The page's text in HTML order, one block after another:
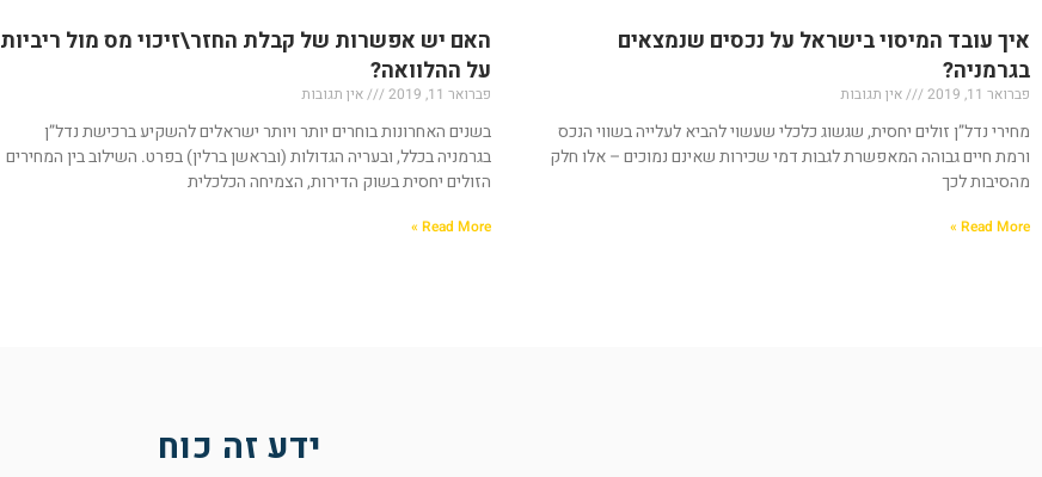
איך עובד המיסוי בישראל על נכסים שנמצאים
בגרמניה?
פברואר 11, 2019 אין תגובות
מחירי נדל”ן זולים יחסית, שגשוג כלכלי שעשוי להביא לעלייה בשווי הנכס
ורמת חיים גבוהה המאפשרת לגבות דמי שכירות שאינם נמוכים – אלו חלק
מהסיבות לכך
Read More »
האם יש אפשרות של קבלת החזר\זיכוי מס מול ריביות
על ההלוואה?
פברואר 11, 2019 אין תגובות
בשנים האחרונות בוחרים יותר ויותר ישראלים להשקיע ברכישת נדל”ן
בגרמניה בכלל, ובעריה הגדולות (ובראשן ברלין) בפרט. השילוב בין המחירים
הזולים יחסית בשוק הדירות, הצמיחה הכלכלית
Read More »
ידע זה כוח